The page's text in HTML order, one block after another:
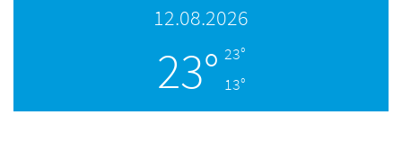
12.08.2026
23° 23°
13°